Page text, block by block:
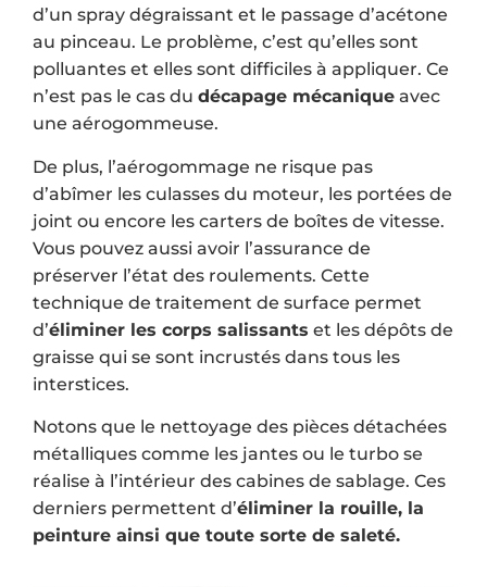
d’un spray dégraissant et le passage d’acétone
au pinceau. Le problème, c’est qu’elles sont
polluantes et elles sont difficiles à appliquer. Ce
n’est pas le cas du décapage mécanique avec
une aérogommeuse.
De plus, l’aérogommage ne risque pas
d’abîmer les culasses du moteur, les portées de
joint ou encore les carters de boîtes de vitesse.
Vous pouvez aussi avoir l’assurance de
préserver l’état des roulements. Cette
technique de traitement de surface permet
d’éliminer les corps salissants et les dépôts de
graisse qui se sont incrustés dans tous les
interstices.
Notons que le nettoyage des pièces détachées
métalliques comme les jantes ou le turbo se
réalise à l’intérieur des cabines de sablage. Ces
derniers permettent d’éliminer la rouille, la
peinture ainsi que toute sorte de saleté.